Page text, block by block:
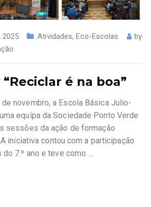
2025 Atividades,Eco-Escolas
by
é na boa”
novembro, a Escola Básica Julio-
equipa da Sociedade Ponto Verde
sessões da ação de formação
iniciativa contou com a participação
7.º ano e teve como